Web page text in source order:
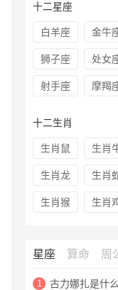
十二星座
白羊座 金牛
狮子座 处女
射手座 摩羯
十二生肖
生肖鼠 生肖
生肖龙 生肖
生肖猴 生肖
星座 算命 周
1 古力娜扎是什